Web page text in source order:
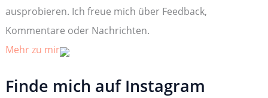
ausprobieren. Ich freue mich über Feedback,
Kommentare oder Nachrichten.
Mehr zu mir
Finde mich auf Instagram